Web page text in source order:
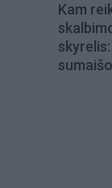
Kam
sumaišo